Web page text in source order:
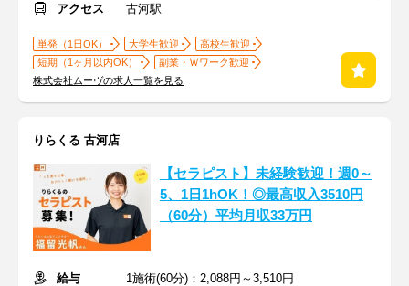
アクセス
古河駅
単発（1日OK） 大学生歓迎
高校生歓迎
短期（1ヶ月以内OK）
副業・Ｗワーク歓迎
株式会社ムーヴの求人一覧を見る
りらくる 古河店
【セラピスト】未経験歓迎！週0～
5、1日1hOK！◎最高収入3510円
（60分）平均月収33万円
給与
1施術(60分)：2,088円～3,510円